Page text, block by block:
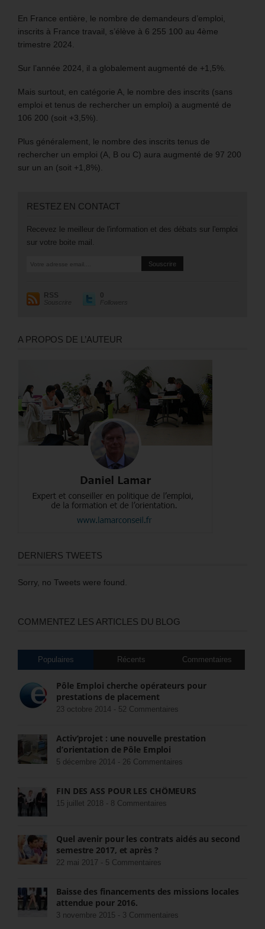
En France entière, le nombre de demandeurs d’emploi,
inscrits à France travail, s’élève à 6 255 100 au 4ème
trimestre 2024.
Sur l’année 2024, il a globalement augmenté de +1,5%.
Mais surtout, en catégorie A, le nombre des inscrits (sans
emploi et tenus de rechercher un emploi) a augmenté de
106 200 (soit +3,5%).
Plus généralement, le nombre des inscrits tenus de
rechercher un emploi (A, B ou C) aura augmenté de 97 200
sur un an (soit +1,8%).
RESTEZ EN CONTACT
Recevez le meilleur de l'information et des débats sur l'emploi
sur votre boite mail.
RSS
Souscrire
0
Followers
A PROPOS DE L’AUTEUR
DERNIERS TWEETS
Sorry, no Tweets were found.
COMMENTEZ LES ARTICLES DU BLOG
Populaires Récents Commentaires
Pôle Emploi cherche opérateurs pour
prestations de placement
23 octobre 2014 - 52 Commentaires
Activ’projet : une nouvelle prestation
d’orientation de Pôle Emploi
5 décembre 2014 - 26 Commentaires
FIN DES ASS POUR LES CHÔMEURS
15 juillet 2018 - 8 Commentaires
Quel avenir pour les contrats aidés au second
semestre 2017, et après ?
22 mai 2017 - 5 Commentaires
Baisse des financements des missions locales
attendue pour 2016.
3 novembre 2015 - 3 Commentaires